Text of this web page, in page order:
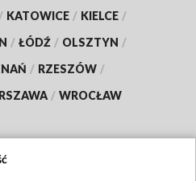
/ KATOWICE / KIELCE /
/ ŁÓDŹ / OLSZTYN /
/ RZESZÓW /
/ WROCŁAW